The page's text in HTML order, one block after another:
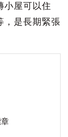
小屋可以住
，是長期緊張